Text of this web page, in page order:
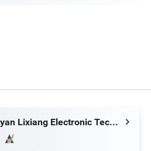
Haiyan Lixiang Electronic Technology Co., Ltd.